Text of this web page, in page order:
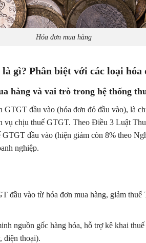
Hóa đơn mua hàng
gì? Phân biệt với các loại hóa
hàng và vai trò trong hệ thống
GTGT đầu vào (hóa đơn đỏ đầu vào), là
vụ chịu thuế GTGT. Theo Điều 3 Luật
đầu vào (hiện giảm còn 8% theo
nghiệp.
đầu vào từ hóa đơn mua hàng, giảm
nguồn gốc hàng hóa, hỗ trợ kê khai
điện thoại).